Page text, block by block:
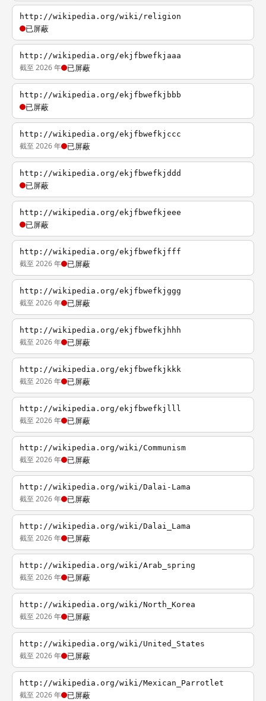
http://wikipedia.org/wiki/religion
已屏蔽
http://wikipedia.org/ekjfbwefkjaaa
截至 2026 年 已屏蔽
http://wikipedia.org/ekjfbwefkjbbb
已屏蔽
http://wikipedia.org/ekjfbwefkjccc
截至 2026 年 已屏蔽
http://wikipedia.org/ekjfbwefkjddd
已屏蔽
http://wikipedia.org/ekjfbwefkjeee
已屏蔽
http://wikipedia.org/ekjfbwefkjfff
截至 2026 年 已屏蔽
http://wikipedia.org/ekjfbwefkjggg
截至 2026 年 已屏蔽
http://wikipedia.org/ekjfbwefkjhhh
截至 2026 年 已屏蔽
http://wikipedia.org/ekjfbwefkjkkk
截至 2026 年 已屏蔽
http://wikipedia.org/ekjfbwefkjlll
截至 2026 年 已屏蔽
http://wikipedia.org/wiki/Communism
截至 2026 年 已屏蔽
http://wikipedia.org/wiki/Dalai-Lama
截至 2026 年 已屏蔽
http://wikipedia.org/wiki/Dalai_Lama
截至 2026 年 已屏蔽
http://wikipedia.org/wiki/Arab_spring
截至 2026 年 已屏蔽
http://wikipedia.org/wiki/North_Korea
截至 2026 年 已屏蔽
http://wikipedia.org/wiki/United_States
截至 2026 年 已屏蔽
http://wikipedia.org/wiki/Mexican_Parrotlet
截至 2026 年 已屏蔽